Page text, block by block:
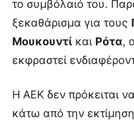
το συμβόλαιό του.
ξεκαθάρισμα για τους
Μουκουντί και Ρότα,
εκφραστεί
Η ΑΕΚ δεν πρόκειται
κάτω από την